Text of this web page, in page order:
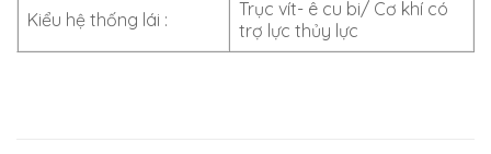
Kiểu hệ thống lái :
Trục vít- ê cu bi/ Cơ khí có
trợ lực thủy lực